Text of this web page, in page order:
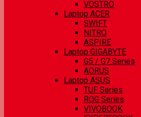
VOSTRO
Laptop ACER
SWIFT
NITRO
ASPIRE
Laptop GIGABYTE
G5 / G7 Series
AORUS
Laptop ASUS
TUF Series
ROG Series
VIVOBOOK